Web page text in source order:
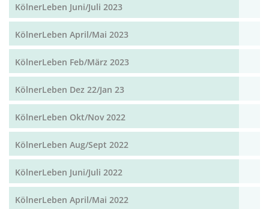
KölnerLeben Juni/Juli 2023
KölnerLeben April/Mai 2023
KölnerLeben Feb/März 2023
KölnerLeben Dez 22/Jan 23
KölnerLeben Okt/Nov 2022
KölnerLeben Aug/Sept 2022
KölnerLeben Juni/Juli 2022
KölnerLeben April/Mai 2022